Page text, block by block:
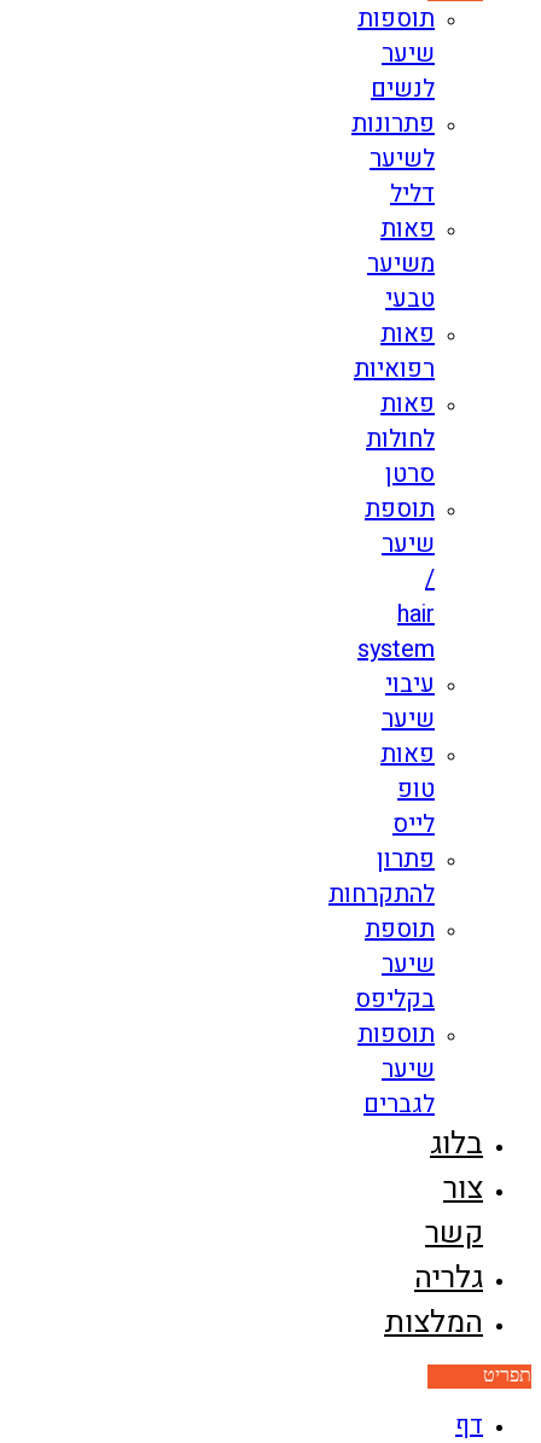
תוספות
שיער
לנשים
פתרונות
לשיער
דליל
פאות
משיער
טבעי
פאות
רפואיות
פאות
לחולות
סרטן
תוספת
שיער
/
hair
system
עיבוי
שיער
פאות
טופ
לייס
פתרון
להתקרחות
תוספת
שיער
בקליפס
תוספות
שיער
לגברים
בלוג
צור
קשר
גלריה
המלצות
תפריט
דף